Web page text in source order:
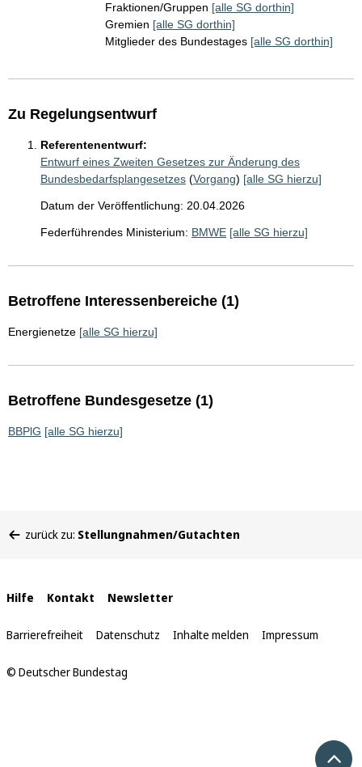
Fraktionen/Gruppen [alle SG dorthin]
Gremien [alle SG dorthin]
Mitglieder des Bundestages [alle SG dorthin]
Zu Regelungsentwurf
Referentenentwurf:
Entwurf eines Zweiten Gesetzes zur Änderung des
Bundesbedarfsplangesetzes (Vorgang) [alle SG hierzu]
Datum der Veröffentlichung: 20.04.2026
Federführendes Ministerium: BMWE [alle SG hierzu]
Betroffene Interessenbereiche (1)
Energienetze [alle SG hierzu]
Betroffene Bundesgesetze (1)
BBPlG [alle SG hierzu]
befinden
zurück zu: Stellungnahmen/Gutachten
Interne
Links
Hilfe Kontakt Newsletter
Barrierefreiheit Datenschutz Inhalte melden Impressum
© Deutscher Bundestag